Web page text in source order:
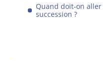
Quand doit-on
succession ?